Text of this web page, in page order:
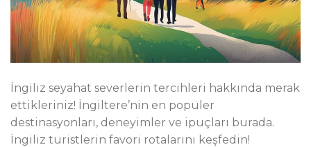
İngiliz seyahat severlerin tercihleri hakkında merak
ettikleriniz! İngiltere’nin en popüler
destinasyonları, deneyimler ve ipuçları burada.
İngiliz turistlerin favori rotalarını keşfedin!